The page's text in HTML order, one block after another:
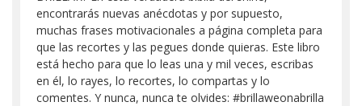
encontrarás nuevas anécdotas y por supuesto,
muchas frases motivacionales a página completa para
que las recortes y las pegues donde quieras. Este libro
está hecho para que lo leas una y mil veces, escribas
en él, lo rayes, lo recortes, lo compartas y lo
comentes. Y nunca, nunca te olvides: #brillaweonabrilla